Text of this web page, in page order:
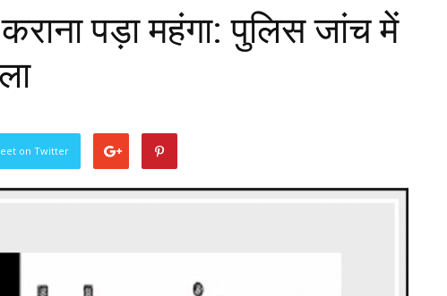
पड़ा महंगा: पुलिस जांच में
on Twitter